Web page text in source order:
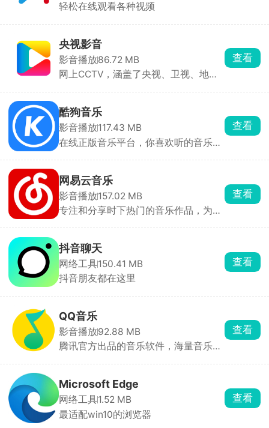
轻松在线观看各种视频
央视影音
影音播放86.72 MB
网上CCTV，涵盖了央视、卫视、地方
查看
酷狗音乐
影音播放117.43 MB
在线正版音乐平台，你喜欢听的音乐这
查看
网易云音乐
影音播放157.02 MB
专注和分享时下热门的音乐作品，为用
查看
抖音聊天
网络工具150.41 MB
抖音朋友都在这里
查看
QQ音乐
影音播放92.88 MB
腾讯官方出品的音乐软件，海量音乐资
查看
Microsoft Edge
网络工具1.52 MB
最适配win10的浏览器
查看